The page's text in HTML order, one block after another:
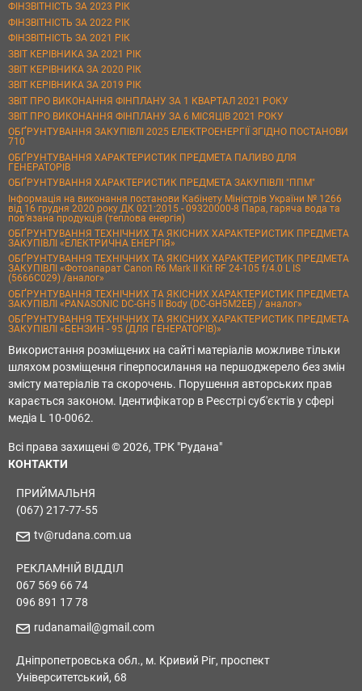
ФІНЗВІТНІСТЬ ЗА 2023 РІК
ФІНЗВІТНІСТЬ ЗА 2022 РІК
ФІНЗВІТНІСТЬ ЗА 2021 РІК
ЗВІТ КЕРІВНИКА ЗА 2021 РІК
ЗВІТ КЕРІВНИКА ЗА 2020 РІК
ЗВІТ КЕРІВНИКА ЗА 2019 РІК
ЗВІТ ПРО ВИКОНАННЯ ФІНПЛАНУ ЗА 1 КВАРТАЛ 2021 РОКУ
ЗВІТ ПРО ВИКОНАННЯ ФІНПЛАНУ ЗА 6 МІСЯЦІВ 2021 РОКУ
ОБҐРУНТУВАННЯ ЗАКУПІВЛІ 2025 ЕЛЕКТРОЕНЕРГІЇ ЗГІДНО ПОСТАНОВИ
710
ОБҐРУНТУВАННЯ ХАРАКТЕРИСТИК ПРЕДМЕТА ПАЛИВО ДЛЯ
ГЕНЕРАТОРІВ
ОБҐРУНТУВАННЯ ХАРАКТЕРИСТИК ПРЕДМЕТА ЗАКУПІВЛІ "ППМ"
Інформація на виконання постанови Кабінету Міністрів України № 1266
від 16 грудня 2020 року ДК 021:2015 - 09320000-8 Пара, гаряча вода та
пов’язана продукція (теплова енергія)
ОБҐРУНТУВАННЯ ТЕХНІЧНИХ ТА ЯКІСНИХ ХАРАКТЕРИСТИК ПРЕДМЕТА
ЗАКУПІВЛІ «ЕЛЕКТРИЧНА ЕНЕРГІЯ»
ОБҐРУНТУВАННЯ ТЕХНІЧНИХ ТА ЯКІСНИХ ХАРАКТЕРИСТИК ПРЕДМЕТА
ЗАКУПІВЛІ «Фотоапарат Canon R6 Mark II Kit RF 24-105 f/4.0 L IS
(5666C029) /аналог»
ОБҐРУНТУВАННЯ ТЕХНІЧНИХ ТА ЯКІСНИХ ХАРАКТЕРИСТИК ПРЕДМЕТА
ЗАКУПІВЛІ «PANASONIC DC-GH5 II Body (DC-GH5M2EE) / аналог»
ОБҐРУНТУВАННЯ ТЕХНІЧНИХ ТА ЯКІСНИХ ХАРАКТЕРИСТИК ПРЕДМЕТА
ЗАКУПІВЛІ «БЕНЗИН - 95 (ДЛЯ ГЕНЕРАТОРІВ)»
Використання розміщених на сайті матеріалів можливе тільки
шляхом розміщення гіперпосилання на першоджерело без змін
змісту матеріалів та скорочень. Порушення авторських прав
карається законом. Ідентифікатор в Реєстрі суб'єктів у сфері
медіа L 10-0062.
Всі права захищені © 2026, ТРК "Рудана"
КОНТАКТИ
ПРИЙМАЛЬНЯ
(067) 217-77-55
tv@rudana.com.ua
РЕКЛАМНІЙ ВІДДІЛ
067 569 66 74
096 891 17 78
rudanamail@gmail.com
Дніпропетровська обл., м. Кривий Ріг, проспект
Університетський, 68